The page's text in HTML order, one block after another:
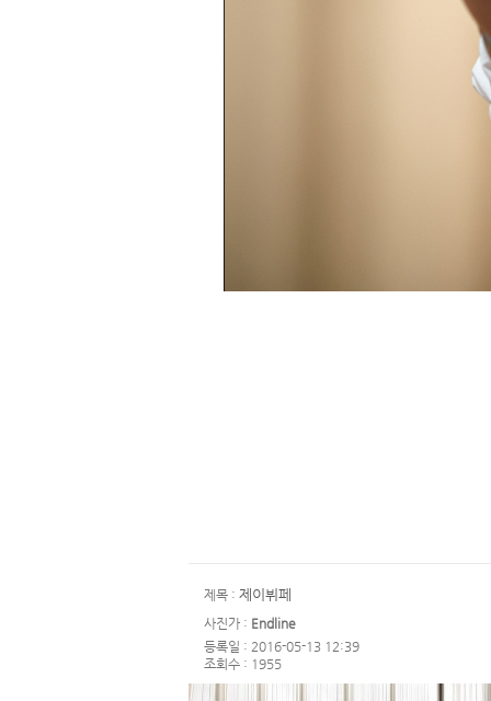
제목 : 제이뷔페
사진가 : Endline
등록일 : 2016-05-13 12:39
조회수 : 1955